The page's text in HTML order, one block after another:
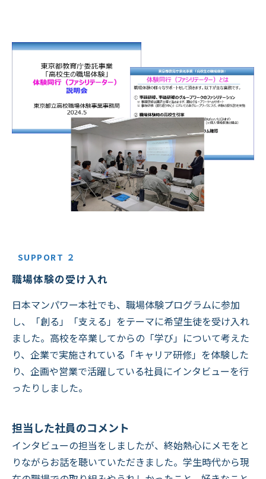
SUPPORT ２
職場体験の受け入れ
日本マンパワー本社でも、職場体験プログラムに参加
し、「創る」「支える」をテーマに希望生徒を受け入れ
ました。高校を卒業してからの「学び」について考えた
り、企業で実施されている「キャリア研修」を体験した
り、企画や営業で活躍している社員にインタビューを行
ったりしました。
担当した社員のコメント
インタビューの担当をしましたが、終始熱心にメモをと
りながらお話を聴いていただきました。学生時代から現